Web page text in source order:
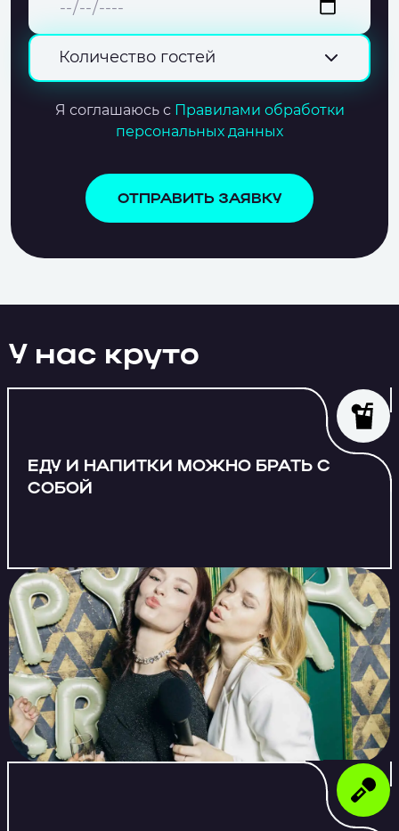
Количество гостей
Я соглашаюсь с Правилами обработки
персональных данных
ОТПРАВИТЬ ЗАЯВКУ
У нас круто
ЕДУ И НАПИТКИ МОЖНО БРАТЬ С
СОБОЙ